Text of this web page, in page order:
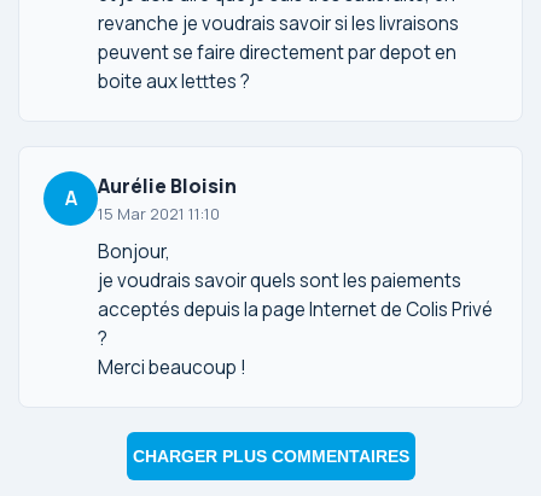
revanche je voudrais savoir si les livraisons
peuvent se faire directement par depot en
boite aux letttes ?
A Aurélie Bloisin
15 Mar 2021 11:10
Bonjour,
je voudrais savoir quels sont les paiements
acceptés depuis la page Internet de Colis Privé
?
Merci beaucoup !
CHARGER PLUS COMMENTAIRES